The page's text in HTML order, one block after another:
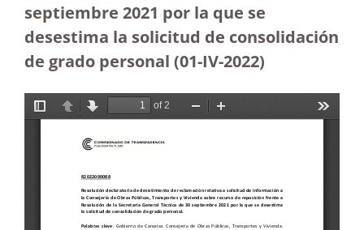
septiembre 2021 por la que se
desestima la solicitud de consolidación
de grado personal (01-IV-2022)